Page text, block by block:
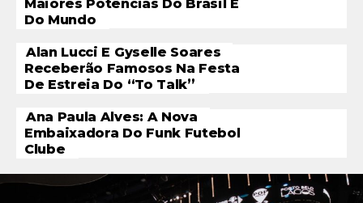
Maiores Potências Do Brasil E
Do Mundo
Alan Lucci E Gyselle Soares
Receberão Famosos Na Festa
De Estreia Do “To Talk”
Ana Paula Alves: A Nova
Embaixadora Do Funk Futebol
Clube